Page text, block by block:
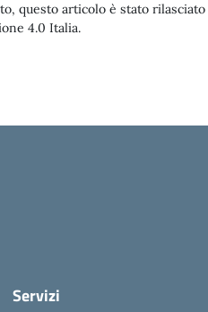
questo articolo è stato
4.0 Italia.
Servizi